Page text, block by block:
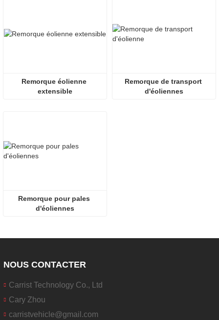
Remorque éolienne
extensible
Remorque de transport
d'éoliennes
Remorque pour pales
d'éoliennes
NOUS CONTACTER
Carrist Technology Co., Ltd
Cary Zhou
carristvehicle@gmail.com